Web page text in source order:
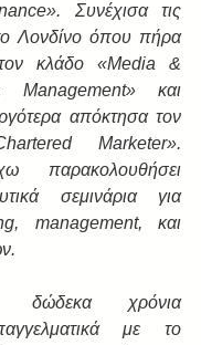
Συνέχισα τις
Λονδίνο όπου πήρα
κλάδο «Media &
Management» και
απόκτησα τον
Marketer».
παρακολουθήσει
σεμινάρια για
management, και
δώδεκα χρόνια
με το